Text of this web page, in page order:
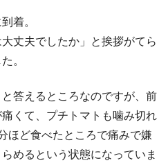
着。
丈夫でしたか」と挨拶がてら
。
答えるところなのですが、前
くて、プチトマトも噛み切れ
ほど食べたところで痛みで嫌
めるという状態になっていま